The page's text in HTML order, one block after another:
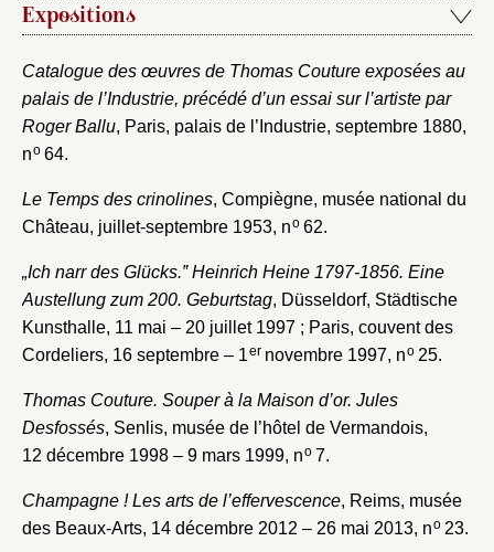
Expositions
Catalogue des œuvres de Thomas Couture exposées au
palais de l’Industrie, précédé d’un essai sur l’artiste par
Roger Ballu, Paris, palais de l’Industrie, septembre 1880,
no64.
Le Temps des crinolines, Compiègne, musée national du
Château, juillet-septembre 1953, no62.
„Ich narr des Glücks.‟ Heinrich Heine 1797-1856. Eine
Austellung zum 200. Geburtstag, Düsseldorf, Städtische
Kunsthalle, 11 mai – 20 juillet 1997 ; Paris, couvent des
Cordeliers, 16 septembre – 1ernovembre 1997, no25.
Thomas Couture. Souper à la Maison d’or. Jules
Desfossés, Senlis, musée de l’hôtel de Vermandois,
12 décembre 1998 – 9 mars 1999, no7.
Champagne ! Les arts de l’effervescence, Reims, musée
des Beaux-Arts, 14 décembre 2012 – 26 mai 2013, no23.